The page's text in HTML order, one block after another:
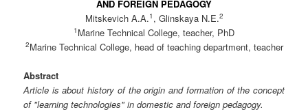
AND FOREIGN PEDAGOGY
Mitskevich A.A.1 , Glinskaya N.E.2
1 Marine Technical College, teacher, PhD
2Marine Technical College, head of teaching department, teacher
Abstract
Article is about history of the origin and formation of the concept
of "learning technologies" in domestic and foreign pedagogy.